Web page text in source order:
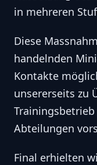
in mehreren
Diese
handelnden
Kontakte
unsererseits zu
Abteilungen
Final erhielten